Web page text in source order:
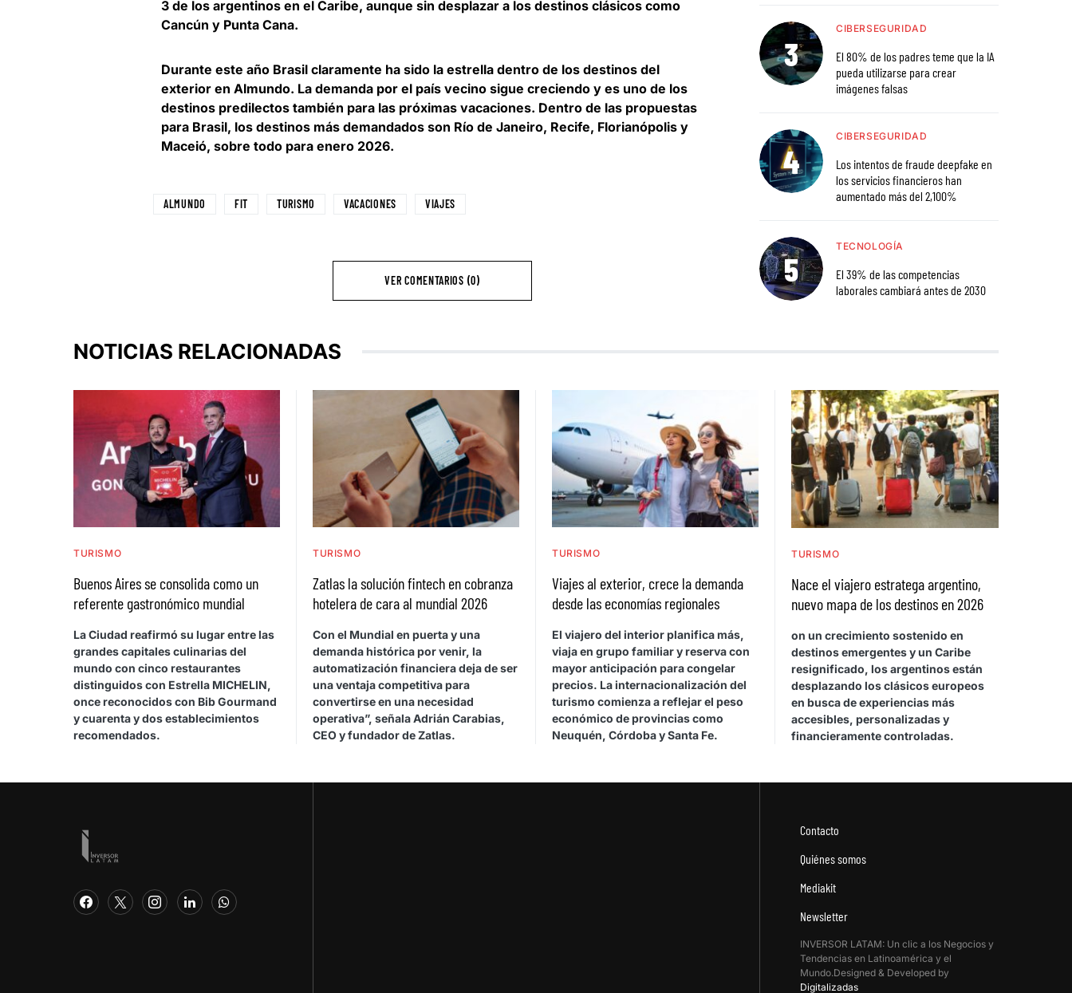
3 de los argentinos en el Caribe, aunque sin desplazar a los destinos clásicos como
Cancún y Punta Cana.
Durante este año Brasil claramente ha sido la estrella dentro de los destinos del
exterior en Almundo. La demanda por el país vecino sigue creciendo y es uno de los
destinos predilectos también para las próximas vacaciones. Dentro de las propuestas
para Brasil, los destinos más demandados son Río de Janeiro, Recife, Florianópolis y
Maceió, sobre todo para enero 2026.
ALMUNDO FIT TURISMO VACACIONES VIAJES
VER COMENTARIOS (0)
CIBERSEGURIDAD
El 80% de los padres teme que la IA
pueda utilizarse para crear
imágenes falsas
CIBERSEGURIDAD
Los intentos de fraude deepfake en
los servicios financieros han
aumentado más del 2,100%
TECNOLOGÍA
El 39% de las competencias
laborales cambiará antes de 2030
NOTICIAS RELACIONADAS
TURISMO
Buenos Aires se consolida como un
referente gastronómico mundial
La Ciudad reafirmó su lugar entre las
grandes capitales culinarias del
mundo con cinco restaurantes
distinguidos con Estrella MICHELIN,
once reconocidos con Bib Gourmand
y cuarenta y dos establecimientos
recomendados.
TURISMO
Zatlas la solución fintech en cobranza
hotelera de cara al mundial 2026
Con el Mundial en puerta y una
demanda histórica por venir, la
automatización financiera deja de ser
una ventaja competitiva para
convertirse en una necesidad
operativa”, señala Adrián Carabias,
CEO y fundador de Zatlas.
TURISMO
Viajes al exterior, crece la demanda
desde las economías regionales
El viajero del interior planifica más,
viaja en grupo familiar y reserva con
mayor anticipación para congelar
precios. La internacionalización del
turismo comienza a reflejar el peso
económico de provincias como
Neuquén, Córdoba y Santa Fe.
TURISMO
Nace el viajero estratega argentino,
nuevo mapa de los destinos en 2026
on un crecimiento sostenido en
destinos emergentes y un Caribe
resignificado, los argentinos están
desplazando los clásicos europeos
en busca de experiencias más
accesibles, personalizadas y
financieramente controladas.
Contacto
Quiénes somos
Mediakit
Newsletter
INVERSOR LATAM: Un clic a los Negocios y
Tendencias en Latinoamérica y el
Mundo.Designed & Developed by
Digitalizadas